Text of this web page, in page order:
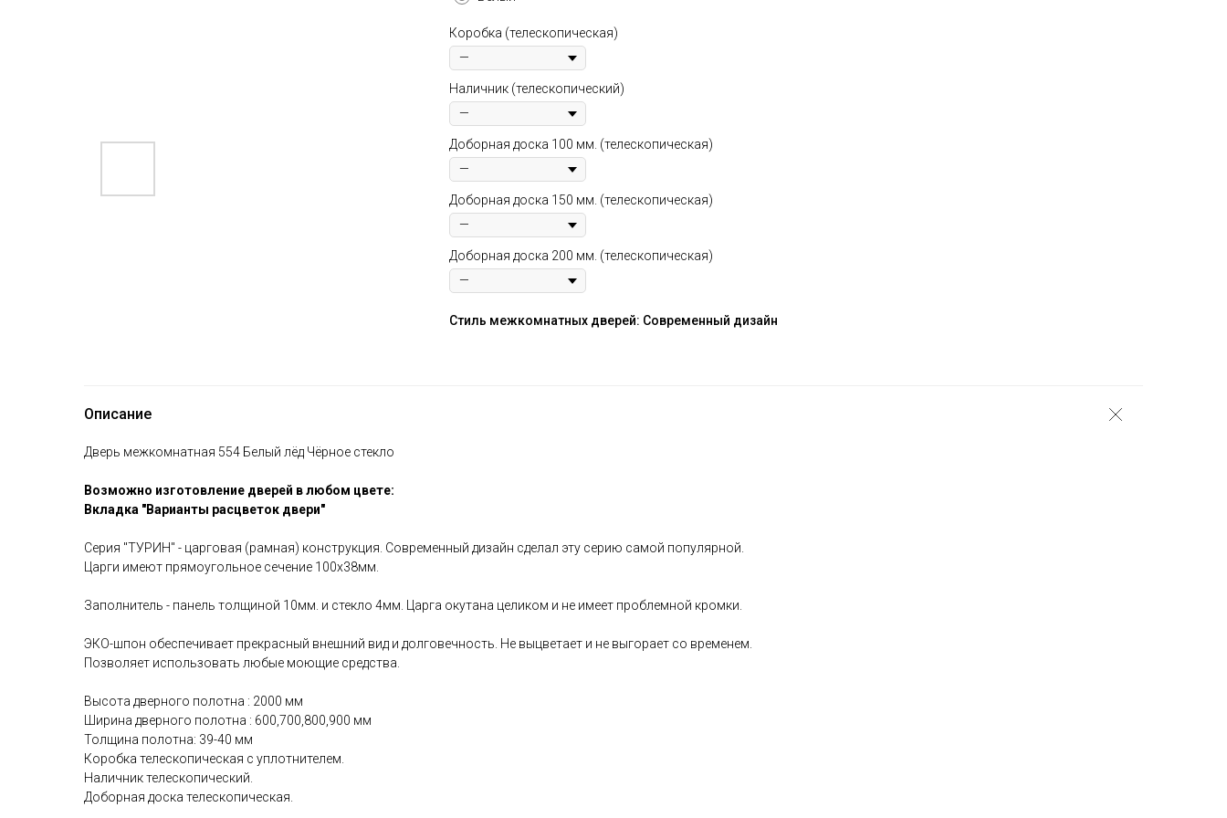
Коробка (телескопическая)
Наличник (телескопический)
Доборная доска 100 мм. (телескопическая)
Доборная доска 150 мм. (телескопическая)
Доборная доска 200 мм. (телескопическая)
Стиль межкомнатных дверей: Современный дизайн
Описание
Дверь межкомнатная 554 Белый лёд Чёрное стекло
Возможно изготовление дверей в любом цвете:
Вкладка "Варианты расцветок двери"
Серия "ТУРИН" - царговая (рамная) конструкция. Современный дизайн сделал эту серию самой популярной.
Царги имеют прямоугольное сечение 100х38мм.
Заполнитель - панель толщиной 10мм. и стекло 4мм. Царга окутана целиком и не имеет проблемной кромки.
ЭКО-шпон обеспечивает прекрасный внешний вид и долговечность. Не выцветает и не выгорает со временем.
Позволяет использовать любые моющие средства.
Высота дверного полотна : 2000 мм
Ширина дверного полотна : 600,700,800,900 мм
Толщина полотна: 39-40 мм
Коробка телескопическая с уплотнителем.
Наличник телескопический.
Доборная доска телескопическая.